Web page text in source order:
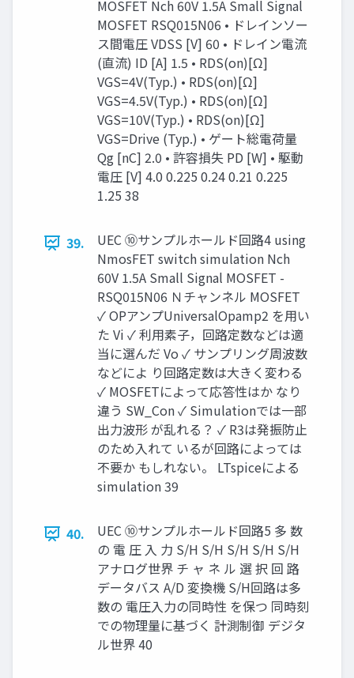
MOSFET Nch 60V 1.5A Small Signal
MOSFET RSQ015N06 • ドレインソー
ス間電圧 VDSS [V] 60 • ドレイン電流
(直流) ID [A] 1.5 • RDS(on)[Ω]
VGS=4V(Typ.) • RDS(on)[Ω]
VGS=4.5V(Typ.) • RDS(on)[Ω]
VGS=10V(Typ.) • RDS(on)[Ω]
VGS=Drive (Typ.) • ゲート総電荷量
Qg [nC] 2.0 • 許容損失 PD [W] • 駆動
電圧 [V] 4.0 0.225 0.24 0.21 0.225
1.25 38
39.
UEC ⑩サンプルホールド回路4 using
NmosFET switch simulation Nch
60V 1.5A Small Signal MOSFET -
RSQ015N06 Ｎチャンネル MOSFET
✓ OPアンプUniversalOpamp2 を用い
た Vi ✓ 利用素子，回路定数などは適
当に選んだ Vo ✓ サンプリング周波数
などによ り回路定数は大きく変わる
✓ MOSFETによって応答性はか なり
違う SW_Con ✓ Simulationでは一部
出力波形 が乱れる？ ✓ R3は発振防止
のため入れて いるが回路によっては
不要か もしれない。 LTspiceによる
simulation 39
40.
UEC ⑩サンプルホールド回路5 多 数
の 電 圧 入 力 S/H S/H S/H S/H S/H
アナログ世界 チ ャ ネ ル 選 択 回 路
データバス A/D 変換機 S/H回路は多
数の 電圧入力の同時性 を保つ 同時刻
での物理量に基づく 計測制御 デジタ
ル世界 40